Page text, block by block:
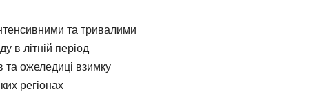
та тривалими
в літній період
та ожеледиці взимку
регіонах